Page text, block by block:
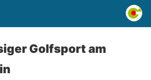
Golfsport am